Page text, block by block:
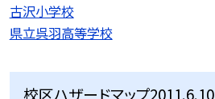
古沢小学校
県立呉羽高等学校
校区ハザードマップ2011.6.10